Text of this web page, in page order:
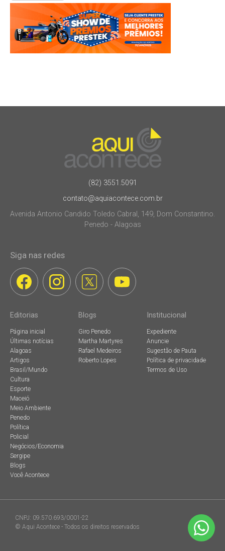
(82) 3551.5091
contato@aquiacontece.com.br
Avenida Antonio Candido Toledo Cabral, 149, Dom Constantino.
Penedo - Alagoas
Siga nas redes
Editorias
Página inicial
Últimas notícias
Alagoas
Artigos
Brasil/Mundo
Cultura
Esporte
Maceió
Meio Ambiente
Penedo
Política
Policial
Negócios/Economia
Sergipe
Blogs
Você Acontece
Blogs
Giro Penedo
Martha Martyres
Rafael Medeiros
Roberto Lopes
Institucional
Expediente
Anuncie
Sugestão de Pauta
Política de privacidade
Termos de Uso
CNPJ: 09.570.693/0001-22
© Aqui Acontece - Todos os direitos reservados